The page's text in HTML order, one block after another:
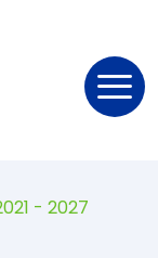
- 2027